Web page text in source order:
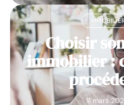
Choisir
immobilier :
11 mars